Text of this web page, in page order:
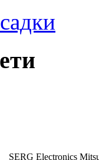
SERG Electronics